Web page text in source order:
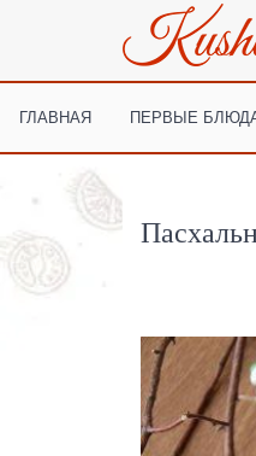
ГЛАВНАЯ ПЕРВЫЕ